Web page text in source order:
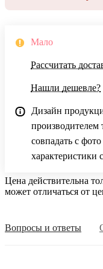
Мало
Рассчитать
Нашли дешевле?
Дизайн
производителем
совпадать с
характеристики
Цена действительна
может отличаться от
Вопросы и ответы